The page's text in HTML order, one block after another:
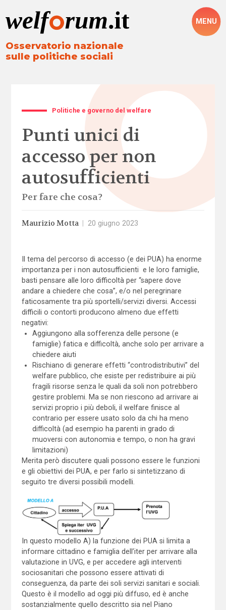
Osservatorio nazionale
sulle politiche sociali
MENU
Politiche e governo del welfare
Punti unici di
accesso per non
autosufficienti
Per fare che cosa?
Maurizio Motta 20 giugno 2023
Il tema del percorso di accesso (e dei PUA) ha enorme
importanza per i non autosufficienti e le loro famiglie,
basti pensare alle loro difficoltà per “sapere dove
andare a chiedere che cosa”, e/o nel peregrinare
faticosamente tra più sportelli/servizi diversi. Accessi
difficili o contorti producono almeno due effetti
negativi:
Aggiungono alla sofferenza delle persone (e
famiglie) fatica e difficoltà, anche solo per arrivare a
chiedere aiuti
Rischiano di generare effetti “controdistributivi” del
welfare pubblico, che esiste per redistribuire ai più
fragili risorse senza le quali da soli non potrebbero
gestire problemi. Ma se non riescono ad arrivare ai
servizi proprio i più deboli, il welfare finisce al
contrario per essere usato solo da chi ha meno
difficoltà (ad esempio ha parenti in grado di
muoversi con autonomia e tempo, o non ha gravi
limitazioni)
Merita però discutere quali possono essere le funzioni
e gli obiettivi dei PUA, e per farlo si sintetizzano di
seguito tre diversi possibili modelli.
In questo modello A) la funzione dei PUA si limita a
informare cittadino e famiglia dell’iter per arrivare alla
valutazione in UVG, e per accedere agli interventi
sociosanitari che possono essere attivati di
conseguenza, da parte dei soli servizi sanitari e sociali.
Questo è il modello ad oggi più diffuso, ed è anche
sostanzialmente quello descritto sia nel Piano